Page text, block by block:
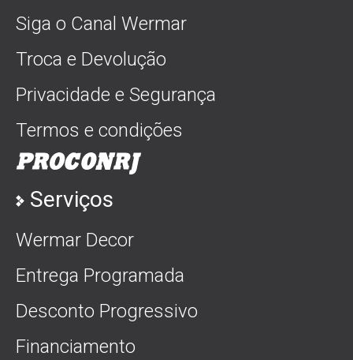
Siga o Canal Wermar
Troca e Devolução
Privacidade e Segurança
Termos e condições
Serviços
Wermar Decor
Entrega Programada
Desconto Progressivo
Financiamento